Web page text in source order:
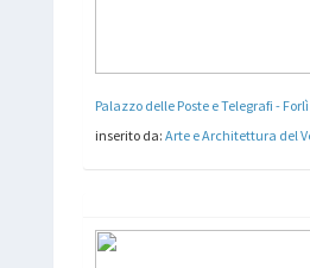
inserito da: Arte e Architettura del